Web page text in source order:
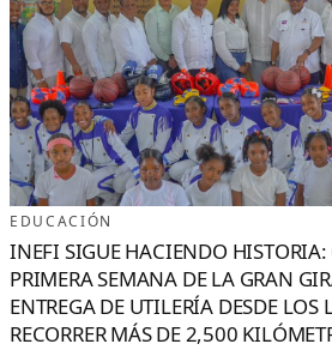
EDUCACIÓN
INEFI SIGUE HACIENDO
PRIMERA SEMANA DE LA GRAN
ENTREGA DE UTILERÍA DESDE LOS
RECORRER MÁS DE 2,500